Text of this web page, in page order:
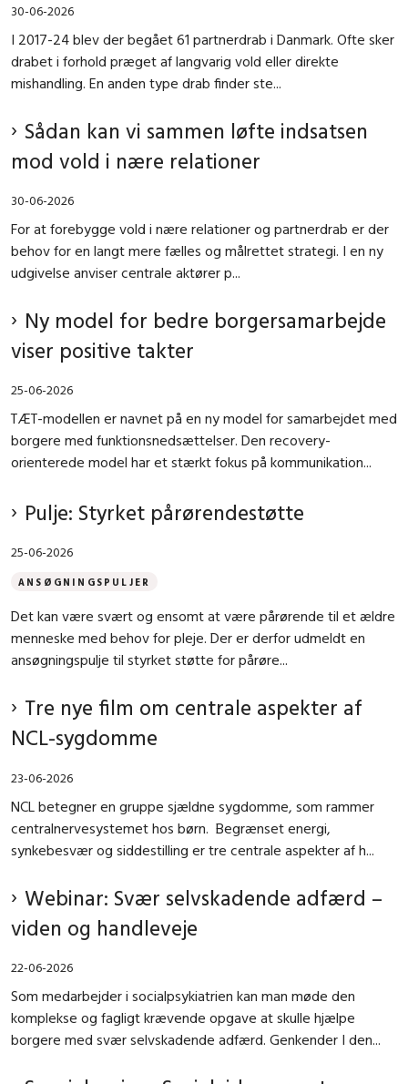
30-06-2026
I 2017-24 blev der begået 61 partnerdrab i Danmark. Ofte sker
drabet i forhold præget af langvarig vold eller direkte
mishandling. En anden type drab finder ste...
Sådan kan vi sammen løfte indsatsen
mod vold i nære relationer
30-06-2026
For at forebygge vold i nære relationer og partnerdrab er der
behov for en langt mere fælles og målrettet strategi. I en ny
udgivelse anviser centrale aktører p...
Ny model for bedre borgersamarbejde
viser positive takter
25-06-2026
TÆT-modellen er navnet på en ny model for samarbejdet med
borgere med funktionsnedsættelser. Den recovery-
orienterede model har et stærkt fokus på kommunikation...
Pulje: Styrket pårørendestøtte
25-06-2026
ANSØGNINGSPULJER
Det kan være svært og ensomt at være pårørende til et ældre
menneske med behov for pleje. Der er derfor udmeldt en
ansøgningspulje til styrket støtte for pårøre...
Tre nye film om centrale aspekter af
NCL-sygdomme
23-06-2026
NCL betegner en gruppe sjældne sygdomme, som rammer
centralnervesystemet hos børn. Begrænset energi,
synkebesvær og siddestilling er tre centrale aspekter af h...
Webinar: Svær selvskadende adfærd –
viden og handleveje
22-06-2026
Som medarbejder i socialpsykiatrien kan man møde den
komplekse og fagligt krævende opgave at skulle hjælpe
borgere med svær selvskadende adfærd. Genkender I den...